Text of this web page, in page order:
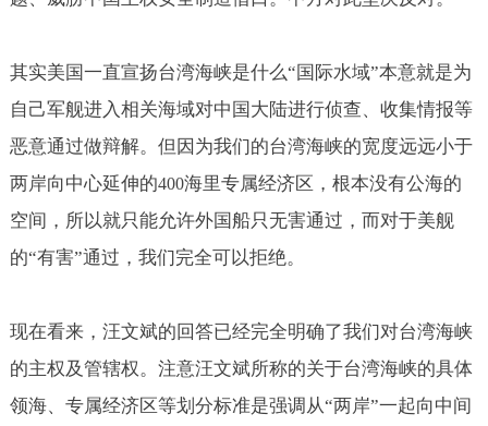
其实美国一直宣扬台湾海峡是什么“国际水域”本意就是为
自己军舰进入相关海域对中国大陆进行侦查、收集情报等
恶意通过做辩解。但因为我们的台湾海峡的宽度远远小于
两岸向中心延伸的400海里专属经济区，根本没有公海的
空间，所以就只能允许外国船只无害通过，而对于美舰
的“有害”通过，我们完全可以拒绝。
现在看来，汪文斌的回答已经完全明确了我们对台湾海峡
的主权及管辖权。注意汪文斌所称的关于台湾海峡的具体
领海、专属经济区等划分标准是强调从“两岸”一起向中间